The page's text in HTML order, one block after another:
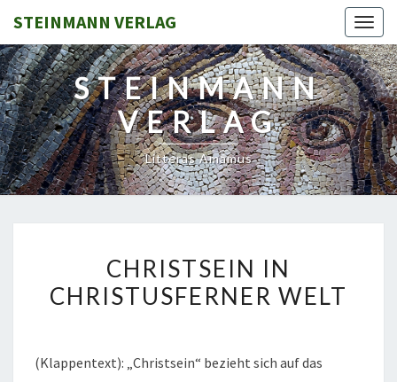
STEINMANN VERLAG
STEINMANN
VERLAG
Litteras Amamus
IN
CHRISTUSFERNER
CHRISTSEIN IN
CHRISTUSFERNER WELT
(Klappentext): „Christsein“ bezieht sich auf das